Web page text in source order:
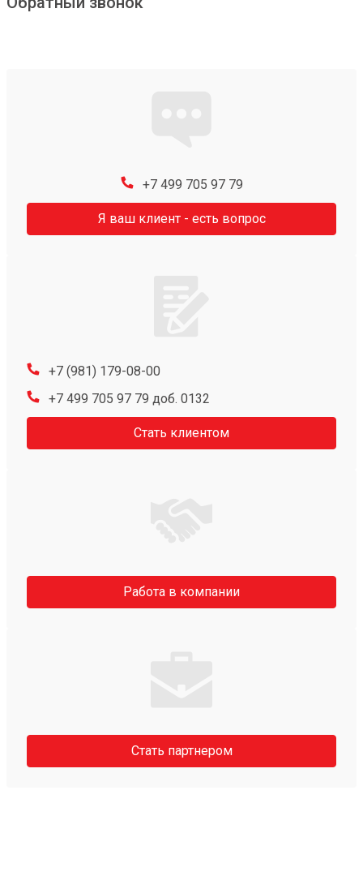
+7 499 705 97 79
Я ваш клиент - есть вопрос
+7 (981) 179-08-00
+7 499 705 97 79 доб. 0132
Стать клиентом
Работа в компании
Стать партнером